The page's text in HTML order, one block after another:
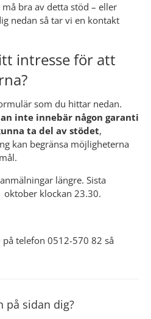
bra av detta stöd – eller
nedan så tar vi en kontakt
intresse för att
inte innebär någon garanti
ta del av stödet,
kan begränsa möjligheterna
längre. Sista
oktober klockan 23.30.
på telefon 0512-570 82 så
på sidan dig?